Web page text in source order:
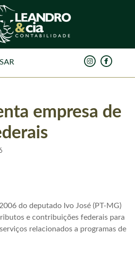
empresa de
do deputado Ivo José (PT-MG)
e contribuições federais para
relacionados a programas de